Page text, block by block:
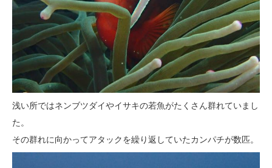
浅い所ではネンブツダイやイサキの若魚がたくさん群れていまし
た。
その群れに向かってアタックを繰り返していたカンパチが数匹。